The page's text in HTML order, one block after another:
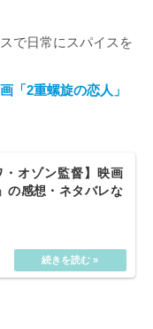
で日常にスパイスを
「2重螺旋の恋人」
・オゾン監督】映画
の感想・ネタバレな